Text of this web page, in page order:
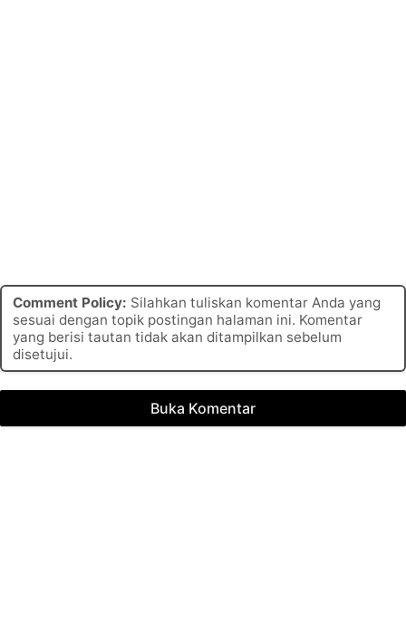
Comment Policy: Silahkan tuliskan komentar Anda yang
sesuai dengan topik postingan halaman ini. Komentar
yang berisi tautan tidak akan ditampilkan sebelum
disetujui.
Buka Komentar